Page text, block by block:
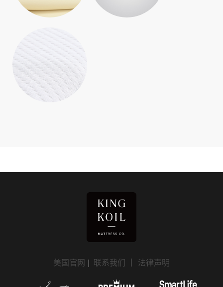
美国官网 | 联系我们 ｜ 法律声明